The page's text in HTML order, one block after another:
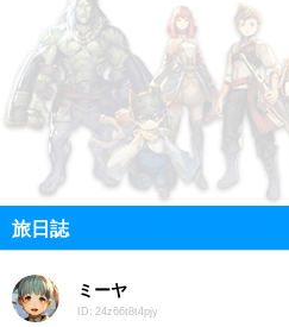
旅日誌
ミーヤ
ID: 24z66t8t4pjy